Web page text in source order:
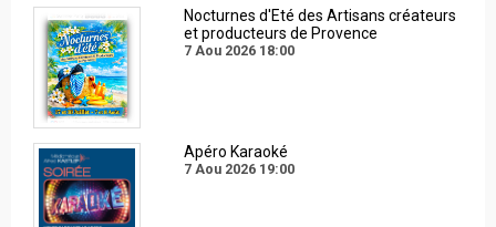
Nocturnes d'Eté des Artisans créateurs
et producteurs de Provence
7 Aou 2026 18:00
Apéro Karaoké
7 Aou 2026 19:00